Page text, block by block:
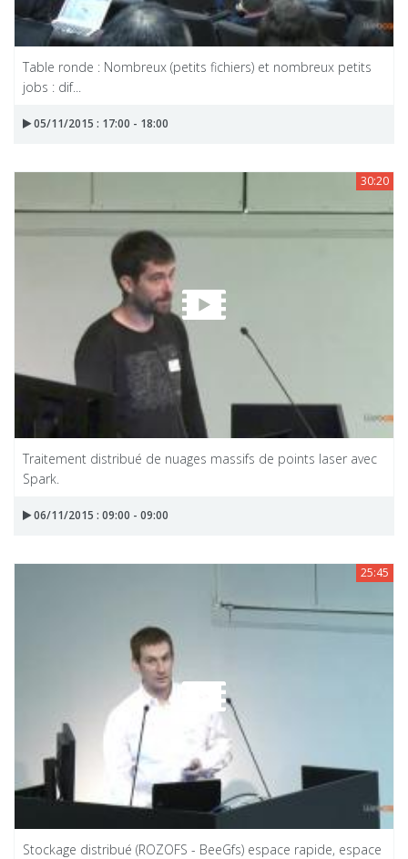
Table ronde : Nombreux (petits fichiers) et nombreux petits
jobs : dif...
05/11/2015 : 17:00 - 18:00
30:20
Traitement distribué de nuages massifs de points laser avec
Spark.
06/11/2015 : 09:00 - 09:00
25:45
Stockage distribué (ROZOFS - BeeGfs) espace rapide, espace